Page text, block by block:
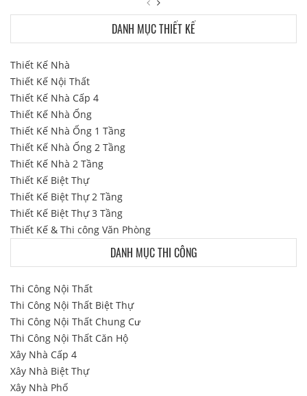
DANH MỤC THIẾT KẾ
Thiết Kế Nhà
Thiết Kế Nội Thất
Thiết Kế Nhà Cấp 4
Thiết Kế Nhà Ống
Thiết Kế Nhà Ống 1 Tầng
Thiết Kế Nhà Ống 2 Tầng
Thiết Kế Nhà 2 Tầng
Thiết Kế Biệt Thự
Thiết Kế Biệt Thự 2 Tầng
Thiết Kế Biệt Thự 3 Tầng
Thiết Kế & Thi công Văn Phòng
DANH MỤC THI CÔNG
Thi Công Nội Thất
Thi Công Nội Thất Biệt Thự
Thi Công Nội Thất Chung Cư
Thi Công Nội Thất Căn Hộ
Xây Nhà Cấp 4
Xây Nhà Biệt Thự
Xây Nhà Phố